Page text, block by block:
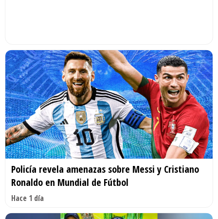
Policía revela amenazas sobre Messi y Cristiano
Ronaldo en Mundial de Fútbol
Hace 1 día